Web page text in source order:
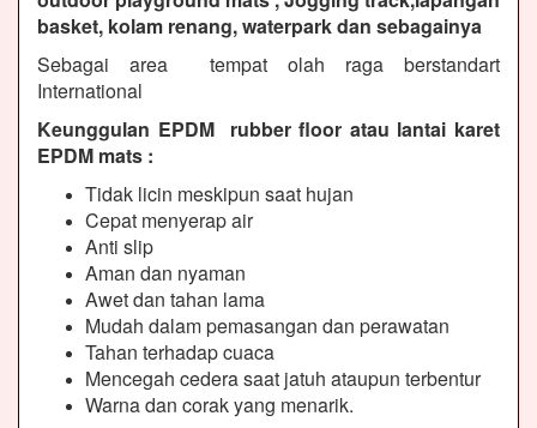
basket, kolam renang, waterpark dan sebagainya
Sebagai area tempat olah raga berstandart
International
Keunggulan EPDM rubber floor atau lantai karet
EPDM mats :
Tidak licin meskipun saat hujan
Cepat menyerap air
Anti slip
Aman dan nyaman
Awet dan tahan lama
Mudah dalam pemasangan dan perawatan
Tahan terhadap cuaca
Mencegah cedera saat jatuh ataupun terbentur
Warna dan corak yang menarik.